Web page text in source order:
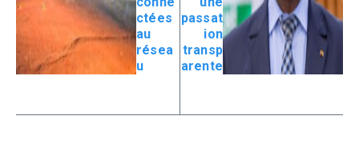
ctées
au
résea
u
passat
ion
transp
arente